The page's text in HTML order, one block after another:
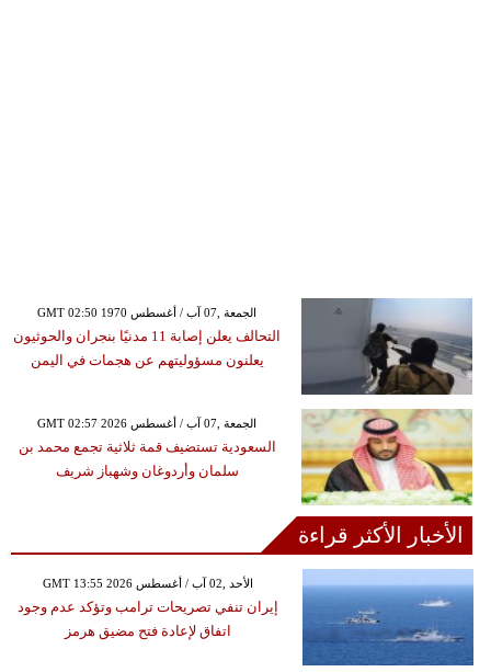
GMT 02:50 1970 الجمعة ,07 آب / أغسطس
التحالف يعلن إصابة 11 مدنيًا بنجران والحوثيون
يعلنون مسؤوليتهم عن هجمات في اليمن
GMT 02:57 2026 الجمعة ,07 آب / أغسطس
السعودية تستضيف قمة ثلاثية تجمع محمد بن
سلمان وأردوغان وشهباز شريف
الأخبار الأكثر قراءة
GMT 13:55 2026 الأحد ,02 آب / أغسطس
إيران تنفي تصريحات ترامب وتؤكد عدم وجود
اتفاق لإعادة فتح مضيق هرمز